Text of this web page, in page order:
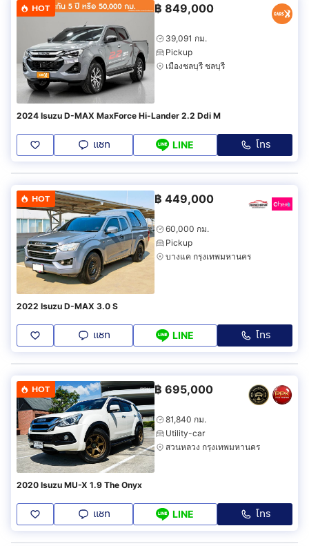
HOT ฿ 849,000
39,091 กม.
Pickup
เมืองชลบุรี ชลบุรี
2024 Isuzu D-MAX MaxForce Hi-Lander 2.2 Ddi M
แชท LINE โทร
HOT ฿ 449,000
60,000 กม.
Pickup
บางแค กรุงเทพมหานคร
2022 Isuzu D-MAX 3.0 S
แชท LINE โทร
HOT ฿ 695,000
81,840 กม.
Utility-car
สวนหลวง กรุงเทพมหานคร
2020 Isuzu MU-X 1.9 The Onyx
แชท LINE โทร